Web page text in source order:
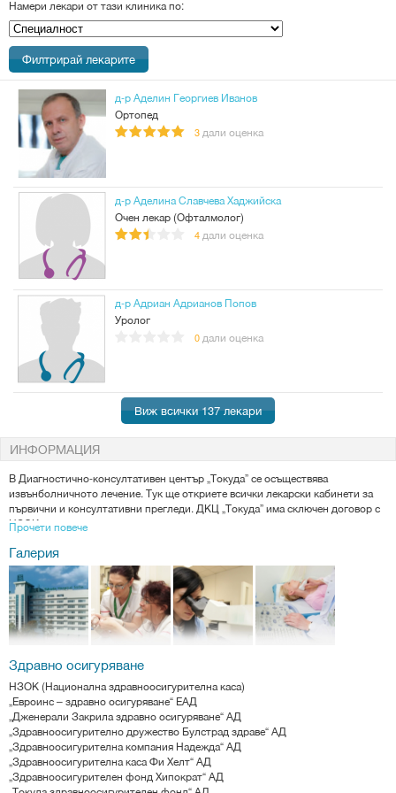
Намери лекари от тази клиника по:
Специалност
д-р Аделин Георгиев Иванов
Ортопед
3 дали оценка
д-р Аделина Славчева Хаджийска
Очен лекар (Офталмолог)
4 дали оценка
д-р Адриан Адрианов Попов
Уролог
0 дали оценка
Виж всички 137 лекари
ИНФОРМАЦИЯ
В Диагностично-консултативен център „Токуда” се осъществява
извънболничното лечение. Тук ще откриете всички лекарски кабинети за
първични и консултативни прегледи. ДКЦ „Токуда” има сключен договор с
НЗОК.
Пациентите имат улеснен достъп до кабинетите чрез система за
предварително записване и за получаване на информация от служителите
на отделните регистратури.
Услуги
ДКЦ "Токуда" притежава уникална за България и региона апаратура за
диагностика на:
Детски болести, включително и в неонаталния период
Кардиологични, съдови и кардиохирургични заболявания
Неврологични и неврохирургични заболявания
Заболявания на черния дроб, панкреаса, жлъчката, хранопровода, стомаха
и чревния тракт
Заболявания на белите дробове и горните дихателни пътища
Болестите на бъбреците и пикочния мехур, заболявания на мъжката полова
система /нефрология и урология/
Гинекологични проблеми, включително злокачествени заболявания на
Прочети повече
Галерия
Здравно осигуряване
НЗОК (Национална здравноосигурителна каса)
„Евроинс – здравно осигуряване“ ЕАД
„Дженерали Закрила здравно осигуряване“ АД
„Здравноосигурително дружество Булстрад здраве“ АД
„Здравноосигурителна компания Надежда“ АД
„Здравноосигурителна каса Фи Хелт“ АД
„Здравноосигурителен фонд Хипократ“ АД